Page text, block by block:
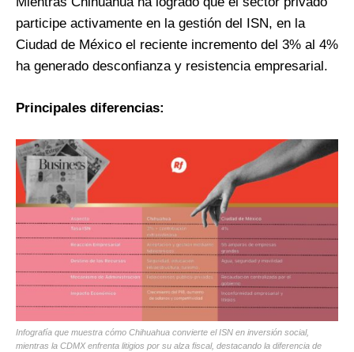
participe activamente en la gestión del ISN, en la
Ciudad de México el reciente incremento del 3% al 4%
ha generado desconfianza y resistencia empresarial.
Principales diferencias:
Infografía que muestra cómo Chihuahua convierte el ISN en inversión social,
mientras la CDMX enfrenta litigios por su alza fiscal, destacando la diferencia de